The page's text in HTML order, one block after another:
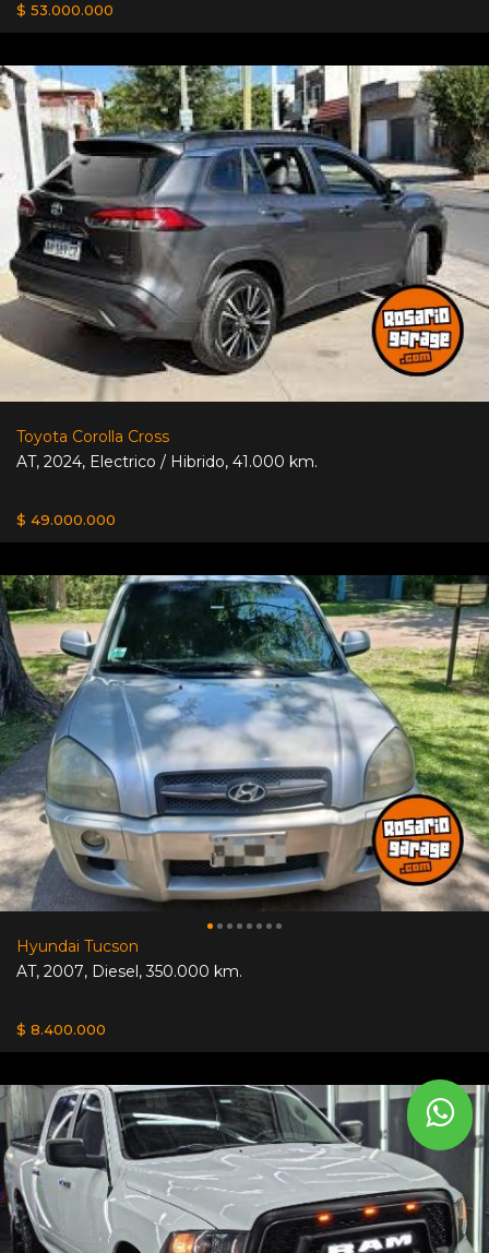
$ 53.000.000
Toyota Corolla Cross
AT, 2024, Electrico / Hibrido, 41.000 km.
$ 49.000.000
Hyundai Tucson
AT, 2007, Diesel,350.000 km.
$ 8.400.000